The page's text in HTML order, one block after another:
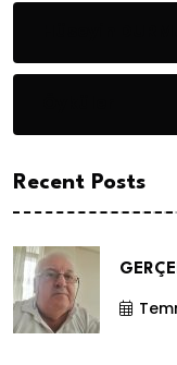
Recent Posts